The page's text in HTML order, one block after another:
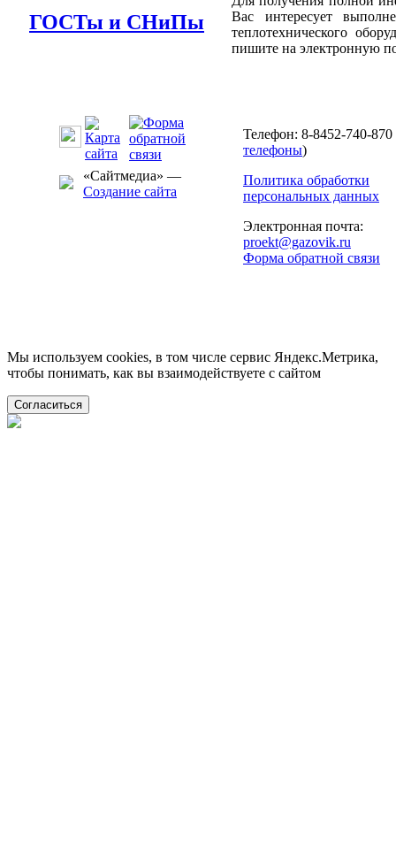
ГОСТы и СНиПы
Вас интересует
теплотехнического
пишите на электронную
«Сайтмедиа» —
Создание сайта
Телефон: 8-8452-740-870
телефоны)
Политика обработки
персональных данных
Электронная почта:
proekt@gazovik.ru
Форма обратной связи
Мы используем cookies, в том числе сервис Яндекс.Метрика,
чтобы понимать, как вы взаимодействуете с сайтом
Согласиться